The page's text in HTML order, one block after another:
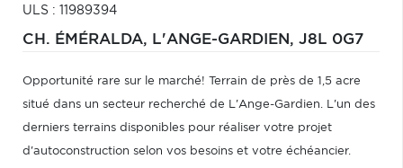
ULS : 11989394
CH. ÉMÉRALDA, L'ANGE-GARDIEN, J8L 0G7
Opportunité rare sur le marché! Terrain de près de 1,5 acre
situé dans un secteur recherché de L'Ange-Gardien. L'un des
derniers terrains disponibles pour réaliser votre projet
d'autoconstruction selon vos besoins et votre échéancier.